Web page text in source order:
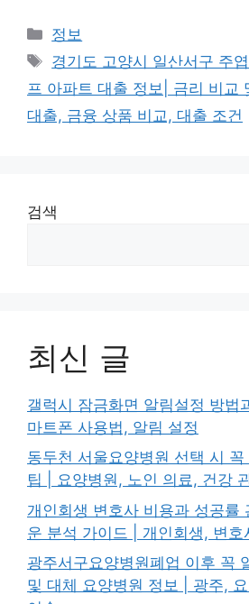
Categories
정보
Tags
경기도 고양시 일산서구 주
프 아파트 대출 정보| 금리 비교
대출, 금융 상품 비교, 대출 조건
검색
최신 글
갤럭시 잠금화면 알림설정 방법
마트폰 사용법, 알림 설정
동두천 서울요양병원 선택 시
팁 | 요양병원, 노인 의료, 건강
개인회생 변호사 비용과 성공률
운 분석 가이드 | 개인회생, 변호
광주서구요양병원폐업 이후 꼭
및 대체 요양병원 정보 | 광주,